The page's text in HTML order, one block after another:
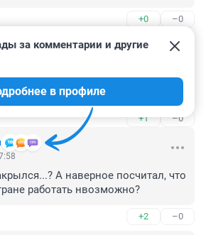
+0 –0
в других магазинах дороже будет.
+1 –0
за комментарии и другие
в профиле
А наверное посчитал, что
работать нвозможно?
+2 –0